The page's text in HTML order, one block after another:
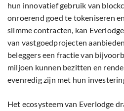
hun innovatief gebruik van
onroerend goed te tokeniseren
slimme contracten, kan
van vastgoedprojecten
beleggers een fractie van
miljoen kunnen bezitten en
evenredig zijn met hun
Het ecosysteem van Everlodge